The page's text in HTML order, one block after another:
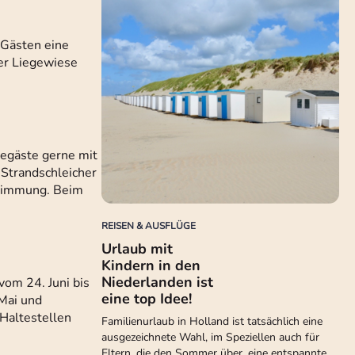
eine
Liegewiese
gerne mit
Beim
24. Juni bis
und
REISEN & AUSFLÜGE
Urlaub mit
Kindern in den
Niederlanden ist
eine top Idee!
Familienurlaub in Holland ist tatsächlich eine
ausgezeichnete Wahl, im Speziellen auch für